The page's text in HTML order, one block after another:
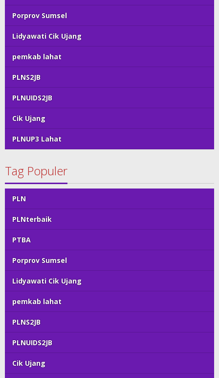
Porprov Sumsel
Lidyawati Cik Ujang
pemkab lahat
PLNS2JB
PLNUIDS2JB
Cik Ujang
PLNUP3 Lahat
Tag Populer
PLN
PLNterbaik
PTBA
Porprov Sumsel
Lidyawati Cik Ujang
pemkab lahat
PLNS2JB
PLNUIDS2JB
Cik Ujang